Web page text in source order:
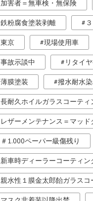
加害者＝無車検・無保険
鉄粉腐食塗装剥離
東京 現場使用車
事故示談中 リタイ
薄膜塗装 撥水耐水
長耐久ホイルガラスコーティ
レザーメンテナンス＝マッド
＃1.000ペーパー級傷残り
新車時ディーラーコーティン
親水性１膜金太郎飴ガラスコ